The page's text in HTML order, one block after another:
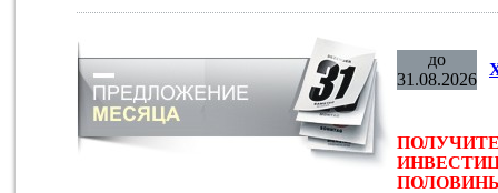
до
31.08.2026
ПОЛОВИНЫ